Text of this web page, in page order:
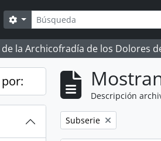
Búsqueda
Search options
la Archicofradía de los Dolores
Descripción
Remove filter:
Subserie